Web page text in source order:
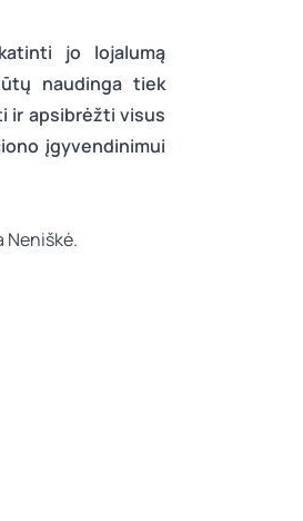
jo lojalumą
naudinga tiek
ir apsibrėžti visus
įgyvendinimui
Neniškė.